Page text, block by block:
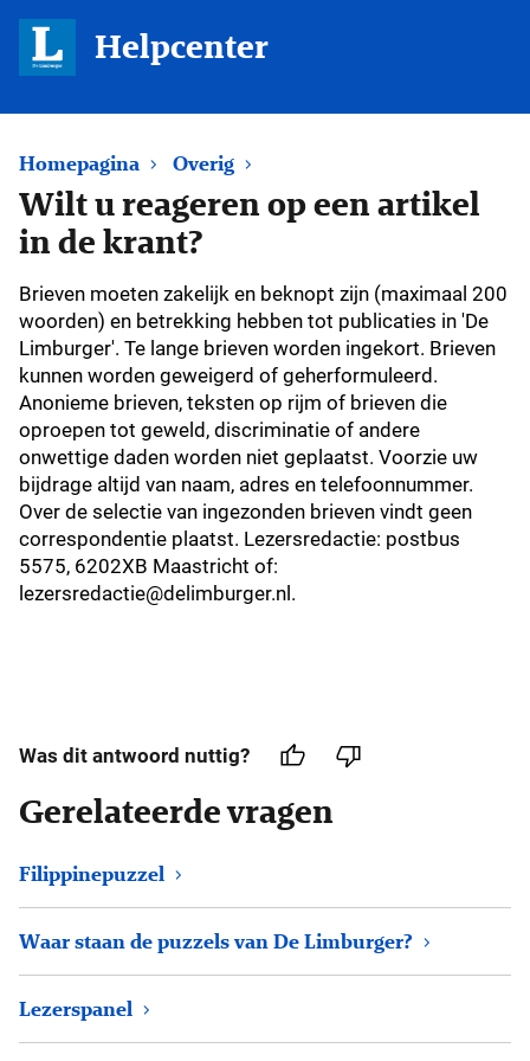
Helpcenter
Homepagina Overig
Wilt u reageren op een artikel
in de krant?
Brieven moeten zakelijk en beknopt zijn (maximaal 200
woorden) en betrekking hebben tot publicaties in 'De
Limburger'. Te lange brieven worden ingekort. Brieven
kunnen worden geweigerd of geherformuleerd.
Anonieme brieven, teksten op rijm of brieven die
oproepen tot geweld, discriminatie of andere
onwettige daden worden niet geplaatst. Voorzie uw
bijdrage altijd van naam, adres en telefoonnummer.
Over de selectie van ingezonden brieven vindt geen
correspondentie plaatst. Lezersredactie: postbus
5575, 6202XB Maastricht of:
lezersredactie@delimburger.nl.
Was dit antwoord nuttig?
Gerelateerde vragen
Filippinepuzzel
Waar staan de puzzels van De Limburger?
Lezerspanel